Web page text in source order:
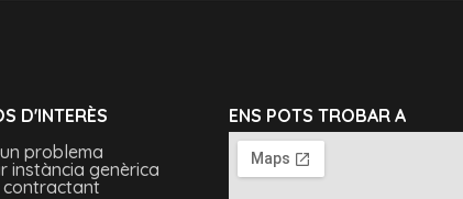
D'INTERÈS
problema
instància genèrica
contractant
ENS POTS TROBAR A